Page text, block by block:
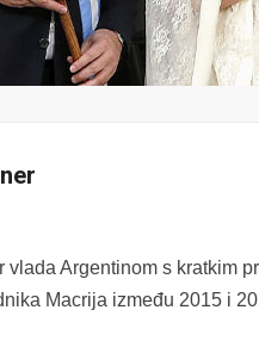
vlada Argentinom s kratkim
Macrija između 2015 i